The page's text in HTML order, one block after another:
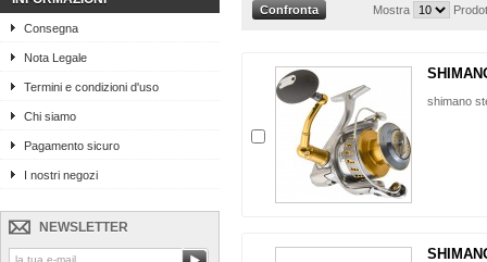
Consegna
Nota Legale
Termini e condizioni d'uso
Chi siamo
Pagamento sicuro
I nostri negozi
NEWSLETTER
Mostra
shimano